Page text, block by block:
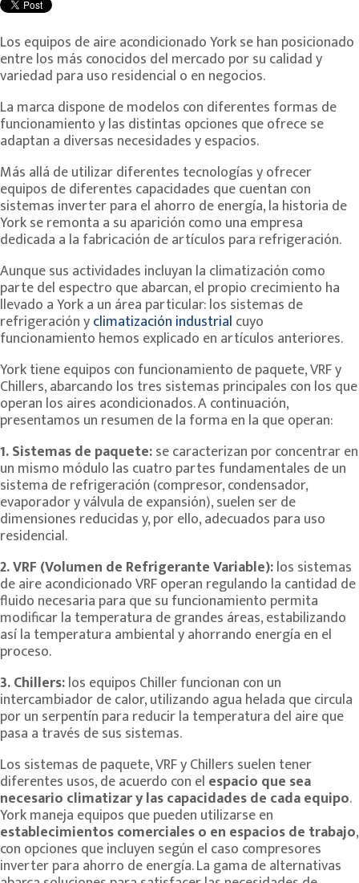
Los equipos de aire acondicionado York se han posicionado
entre los más conocidos del mercado por su calidad y
variedad para uso residencial o en negocios.
La marca dispone de modelos con diferentes formas de
funcionamiento y las distintas opciones que ofrece se
adaptan a diversas necesidades y espacios.
Más allá de utilizar diferentes tecnologías y ofrecer
equipos de diferentes capacidades que cuentan con
sistemas inverter para el ahorro de energía, la historia de
York se remonta a su aparición como una empresa
dedicada a la fabricación de artículos para refrigeración.
Aunque sus actividades incluyan la climatización como
parte del espectro que abarcan, el propio crecimiento ha
llevado a York a un área particular: los sistemas de
refrigeración yclimatización industrial cuyo
funcionamiento hemos explicado en artículos anteriores.
York tiene equipos con funcionamiento de paquete, VRF y
Chillers, abarcando los tres sistemas principales con los que
operan los aires acondicionados. A continuación,
presentamos un resumen de la forma en la que operan:
1. Sistemas de paquete:se caracterizan por concentrar en
un mismo módulo las cuatro partes fundamentales de un
sistema de refrigeración (compresor, condensador,
evaporador y válvula de expansión), suelen ser de
dimensiones reducidas y, por ello, adecuados para uso
residencial.
2. VRF (Volumen de Refrigerante Variable):los sistemas
de aire acondicionado VRFoperan regulando la cantidad de
fluido necesaria para que su funcionamiento permita
modificar la temperatura de grandes áreas, estabilizando
así la temperatura ambiental y ahorrando energía en el
proceso.
3. Chillers:los equipos Chiller funcionan con un
intercambiador de calor, utilizando agua helada que circula
por un serpentín para reducir la temperatura del aire que
pasa a través de sus sistemas.
Los sistemas de paquete, VRF y Chillers suelen tener
diferentes usos, de acuerdo con el espacio que sea
necesario climatizar y las capacidades de cada equipo.
York maneja equipos que pueden utilizarse en
establecimientos comerciales o en espacios de trabajo,
con opciones que incluyen según el caso compresores
inverter para ahorro de energía. La gama de alternativas